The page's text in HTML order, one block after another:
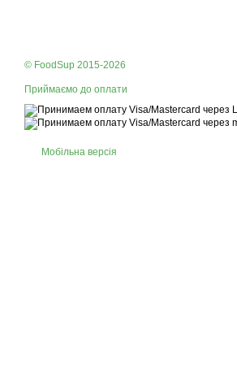
© FoodSup 2015-2026
Приймаємо до оплати
Мобільна версія